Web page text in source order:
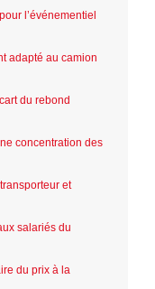
l’événementiel
adapté au camion
du rebond
concentration des
et
salariés du
du prix à la